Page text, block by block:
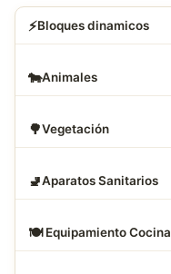
⚡Bloques dinamicos
🐄Animales
🌳Vegetación
🚽Aparatos Sanitarios
🍽️ Equipamiento Cocina